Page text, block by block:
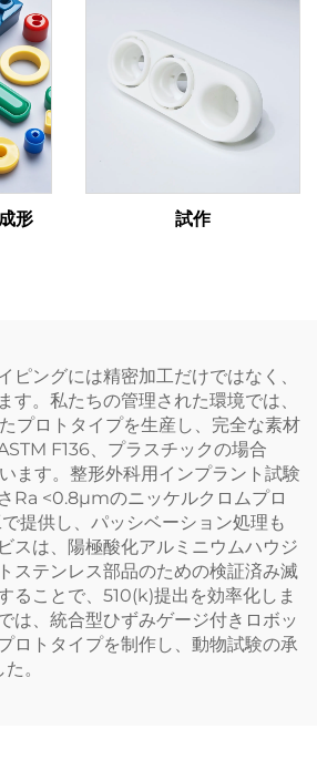
形 試作
ピングには精密加工だけではなく、
す。私たちの管理された環境では、
プロトタイプを生産し、完全な素材
F136、プラスチックの場合
ます。整形外科用インプラント試験
Ra <0.8μmのニッケルクロムプロ
提供し、パッシベーション処理も
スは、陽極酸化アルミニウムハウジ
ステンレス部品のための検証済み滅
ることで、510(k)提出を効率化しま
は、統合型ひずみゲージ付きロボッ
ロトタイプを制作し、動物試験の承
。